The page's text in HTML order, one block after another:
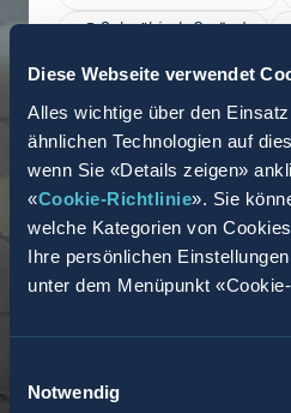
Diese Webseite verwendet
Alles wichtige über den
ähnlichen Technologien auf
wenn Sie «Details zeigen»
«Cookie-Richtlinie». Sie
welche Kategorien von
Ihre persönlichen
unter dem Menüpunkt
Notwendig